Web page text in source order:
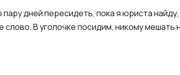
дней пересидеть, пока я юриста
В уголочке посидим, никому